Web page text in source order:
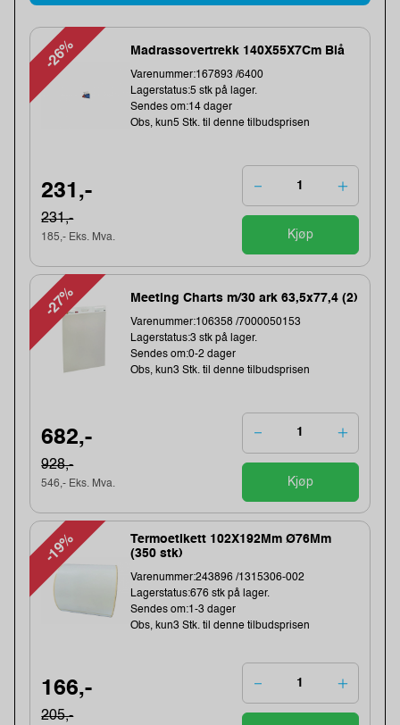
-26% Madrassovertrekk 140X55X7Cm Blå
Varenummer:167893 /6400
Lagerstatus:5 stk på lager.
Sendes om:14 dager
Obs, kun5 Stk. til denne tilbudsprisen
231,-
231,-
185,- Eks. Mva. Kjøp
-27% Meeting Charts m/30 ark 63,5x77,4 (2)
Varenummer:106358 /7000050153
Lagerstatus:3 stk på lager.
Sendes om:0-2 dager
Obs, kun3 Stk. til denne tilbudsprisen
682,-
928,-
546,- Eks. Mva. Kjøp
-19%
Termoetikett 102X192Mm Ø76Mm
(350 stk)
Varenummer:243896 /1315306-002
Lagerstatus:676 stk på lager.
Sendes om:1-3 dager
Obs, kun3 Stk. til denne tilbudsprisen
166,-
205,-